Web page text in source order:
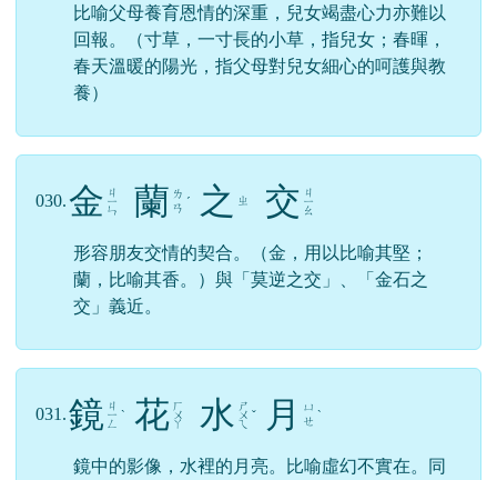
比喻父母養育恩情的深重，兒女竭盡心力亦難以
回報。（寸草，一寸長的小草，指兒女；春暉，
春天溫暖的陽光，指父母對兒女細心的呵護與教
養）
030.金 ㄐ
ㄧ
ㄣ 蘭 ㄌ
ㄢ ˊ 之 ㄓ 交 ㄐ
ㄧ
ㄠ
形容朋友交情的契合。（金，用以比喻其堅；
蘭，比喻其香。）與「莫逆之交」、「金石之
交」義近。
031.鏡 ㄐ
ㄧ
ㄥ
ˋ 花 ㄏ
ㄨ
ㄚ 水 ㄕ
ㄨ
ㄟ
ˇ 月
ㄩ
ㄝ ˋ
鏡中的影像，水裡的月亮。比喻虛幻不實在。同